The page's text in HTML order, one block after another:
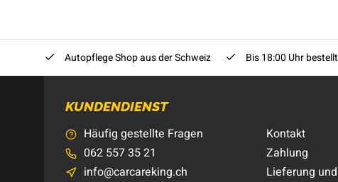
Autopflege Shop aus der Schweiz Bis 18:00 Uhr
KUNDENDIENST
Häufig gestellte Fragen
062 557 35 21
info@carcareking.ch
Kontakt
Zahlung
Lieferung